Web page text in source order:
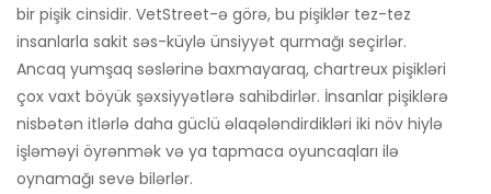
bir pişik cinsidir. VetStreet-ə görə, bu pişiklər tez-tez
insanlarla sakit səs-küylə ünsiyyət qurmağı seçirlər.
Ancaq yumşaq səslərinə baxmayaraq, chartreux pişikləri
çox vaxt böyük şəxsiyyətlərə sahibdirlər. İnsanlar pişiklərə
nisbətən itlərlə daha güclü əlaqələndirdikləri iki növ hiylə
işləməyi öyrənmək və ya tapmaca oyuncaqları ilə
oynamağı sevə bilərlər.